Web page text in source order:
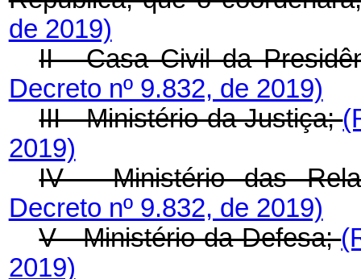
de 2019)
II - Casa Civil da
Decreto nº 9.832, de 2019)
III - Ministério da Justiça;
2019)
IV - Ministério das
Decreto nº 9.832, de 2019)
V - Ministério da Defesa;
2019)